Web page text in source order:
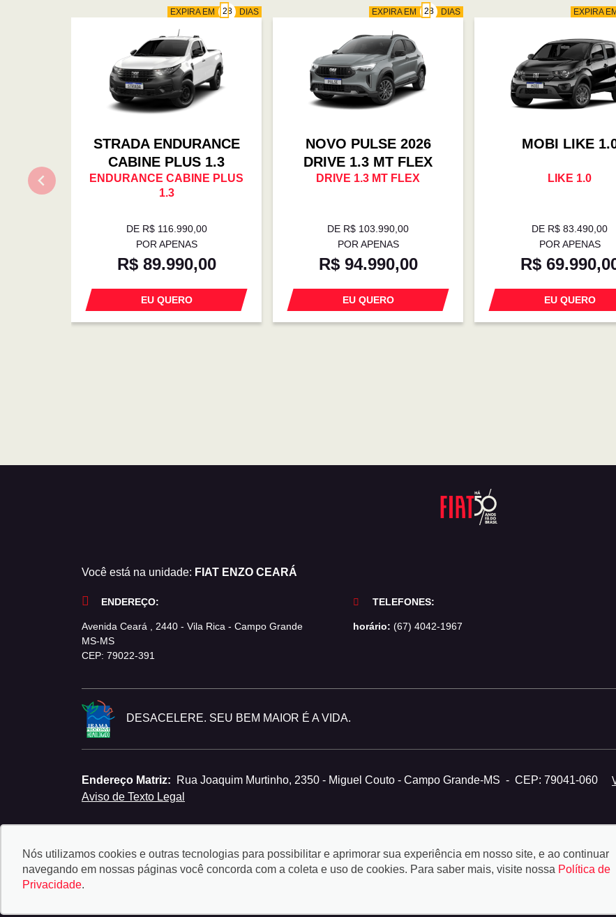
EXPIRA EM DIAS
STRADA ENDURANCE
CABINE PLUS 1.3
ENDURANCE CABINE PLUS
1.3
DE R$ 116.990,00
POR APENAS
R$ 89.990,00
EU QUERO
EXPIRA EM DIAS
NOVO PULSE 2026
DRIVE 1.3 MT FLEX
DRIVE 1.3 MT FLEX
DE R$ 103.990,00
POR APENAS
R$ 94.990,00
EU QUERO
EXPIRA EM
MOBI LIKE
LIKE 1.0
DE R$ 83.490,00
POR APENAS
R$
EU QUERO
Você está na unidade: FIAT ENZO CEARÁ
ENDEREÇO:
Avenida Ceará , 2440 - Vila Rica - Campo Grande
MS-MS
CEP: 79022-391
TELEFONES:
horário: (67) 4042-1967
DESACELERE. SEU BEM MAIOR É A VIDA.
Endereço Matriz: Rua Joaquim Murtinho, 2350 - Miguel Couto - Campo Grande-MS - CEP: 79041-060
Aviso de Texto Legal
Nós utilizamos cookies e outras tecnologias para possibilitar e aprimorar sua experiência em nosso site, e ao continuar
navegando em nossas páginas você concorda com a coleta e uso de cookies. Para saber mais, visite nossa Política de
Privacidade.